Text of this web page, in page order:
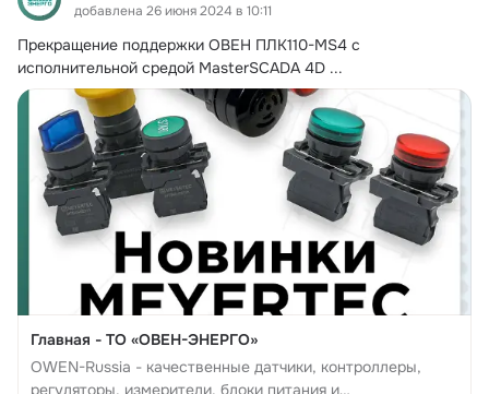
добавлена 26 июня 2024 в 10:11
Прекращение поддержки ОВЕН ПЛК110-MS4 с
исполнительной средой MasterSCADA 4D ...
Главная - ТО «ОВЕН-ЭНЕРГО»
OWEN-Russia - качественные датчики, контроллеры,
регуляторы, измерители, блоки питания и